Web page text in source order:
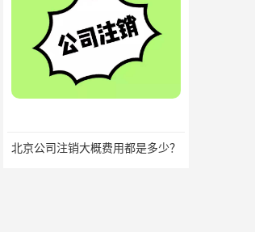
个体户营业执照不注销有什么后果？